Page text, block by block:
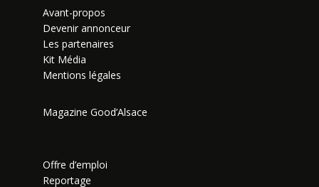
Avant-propos
Devenir annonceur
Les partenaires
Kit Média
Mentions légales
Magazine Good’Alsace
Offre d’emploi
Reportage